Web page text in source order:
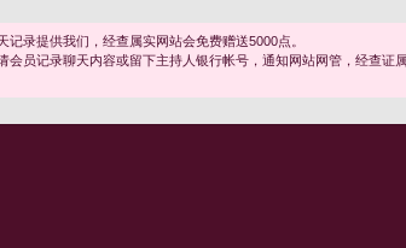
录提供我们，经查属实网站会免费赠送5000点。
会员记录聊天内容或留下主持人银行帐号，通知网站网管，经查证